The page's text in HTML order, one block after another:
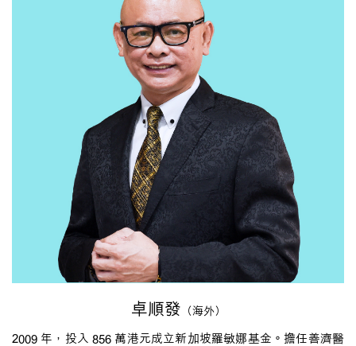
卓順發 （海外）
2009 年，投入 856 萬港元成立新加坡羅敏娜基金。擔任善濟醫